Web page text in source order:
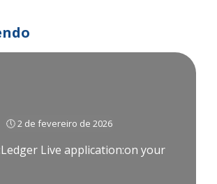
🕔 2 de fevereiro de 2026
Live application:on your